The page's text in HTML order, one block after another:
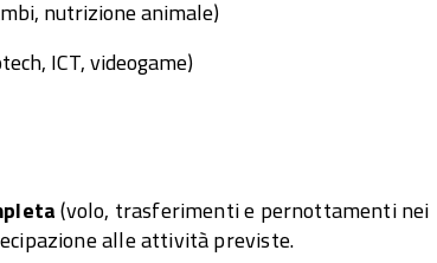
nutrizione animale)
ICT, videogame)
(volo, trasferimenti e pernottamenti nei
alle attività previste.